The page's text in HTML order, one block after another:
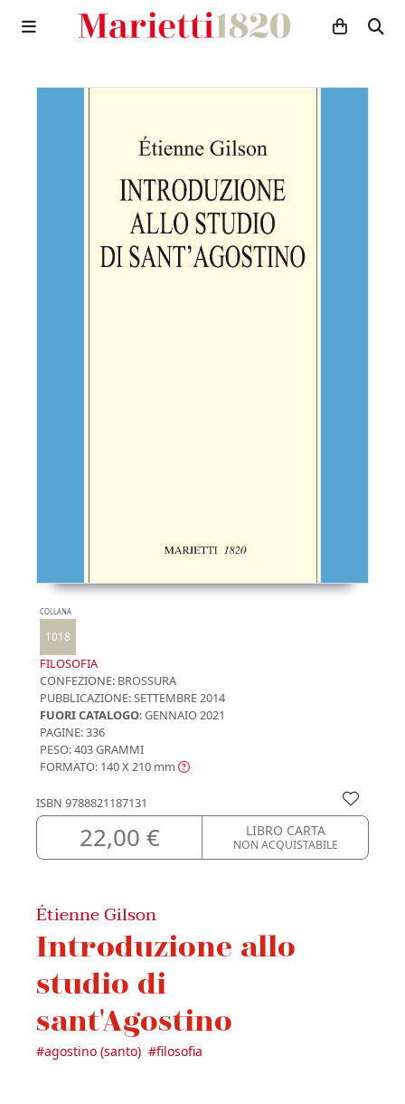
COLLANA
1018
FILOSOFIA
CONFEZIONE: BROSSURA
PUBBLICAZIONE:SETTEMBRE 2014
FUORI CATALOGO: GENNAIO 2021
PAGINE: 336
PESO: 403 GRAMMI
FORMATO: 140 X 210 mm
ISBN 9788821187131
22,00 € LIBRO CARTA
NON ACQUISTABILE
Étienne Gilson
Introduzione allo
studio di
sant'Agostino
#agostino (santo) #filosofia